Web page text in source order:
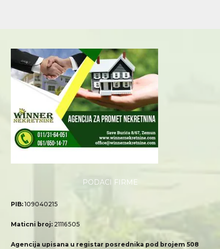
PODACI FIRME
PIB:109040215
Maticni broj: 21116505
Agencija upisana u registar posrednika pod brojem 508